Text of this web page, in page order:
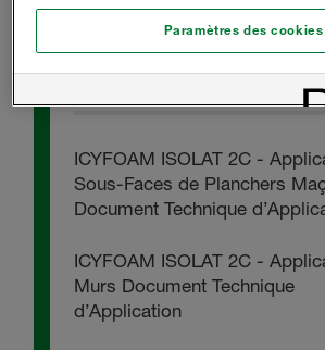
DOCUMENT TECHNIQUE
ICYFOAM ISOLAT 2C -
Sous-Faces de Planchers
Document Technique
ICYFOAM ISOLAT 2C -
Murs Document Technique
d’Application
Paramètres des cookies